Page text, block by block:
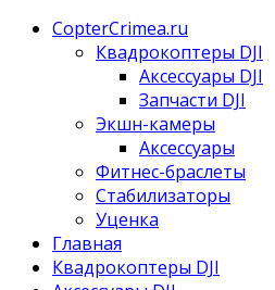
CopterCrimea.ru
Квадрокоптеры DJI
Аксессуары DJI
Запчасти DJI
Экшн-камеры
Аксессуары
Фитнес-браслеты
Стабилизаторы
Уценка
Главная
Квадрокоптеры DJI